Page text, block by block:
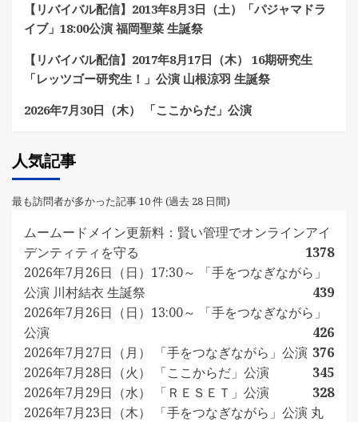
【リバイバル配信】2013年8月3日（土）「パジャマドラ
イブ」18:00公演 福岡聖菜 生誕祭
【リバイバル配信】2017年8月17日（木） 16期研究生
「レッツゴー研究生！」公演 山根涼羽 生誕祭
2026年7月30日（木） 「ここからだ」公演
人気記事
最も訪問者が多かった記事 10 件 (過去 28 日間)
ムームードメイン更新料：賢い管理でオンラインアイ
デンティティを守る
1378
2026年7月26日（日）17:30～ 「手をつなぎながら」
公演 川村結衣 生誕祭
439
2026年7月26日（日）13:00～ 「手をつなぎながら」
公演
426
2026年7月27日（月） 「手をつなぎながら」公演 376
2026年7月28日（火） 「ここからだ」公演
345
2026年7月29日（水） 「ＲＥＳＥＴ」公演
328
2026年7月23日（木） 「手をつなぎながら」公演 丸